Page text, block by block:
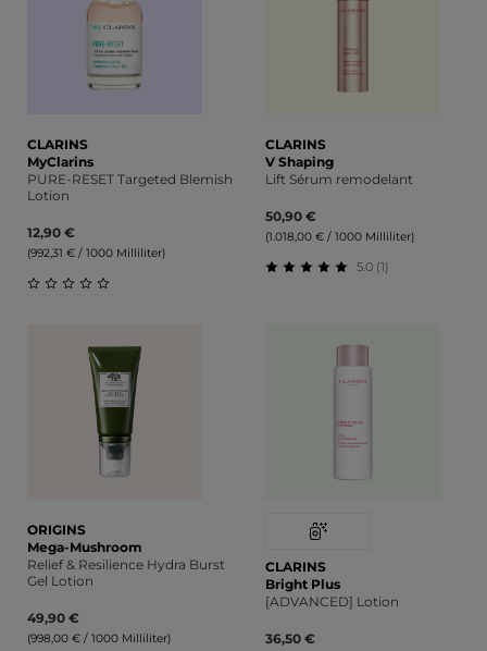
CLARINS
MyClarins
PURE-RESET Targeted Blemish
Lotion
12,90 €
(992,31 € / 1000 Milliliter)
CLARINS
V Shaping
Lift Sérum remodelant
50,90 €
(1.018,00 € / 1000 Milliliter)
5.0 (1)
ORIGINS
Mega-Mushroom
Relief & Resilience Hydra Burst
Gel Lotion
49,90 €
(998,00 € / 1000 Milliliter)
CLARINS
Bright Plus
[ADVANCED] Lotion
36,50 €